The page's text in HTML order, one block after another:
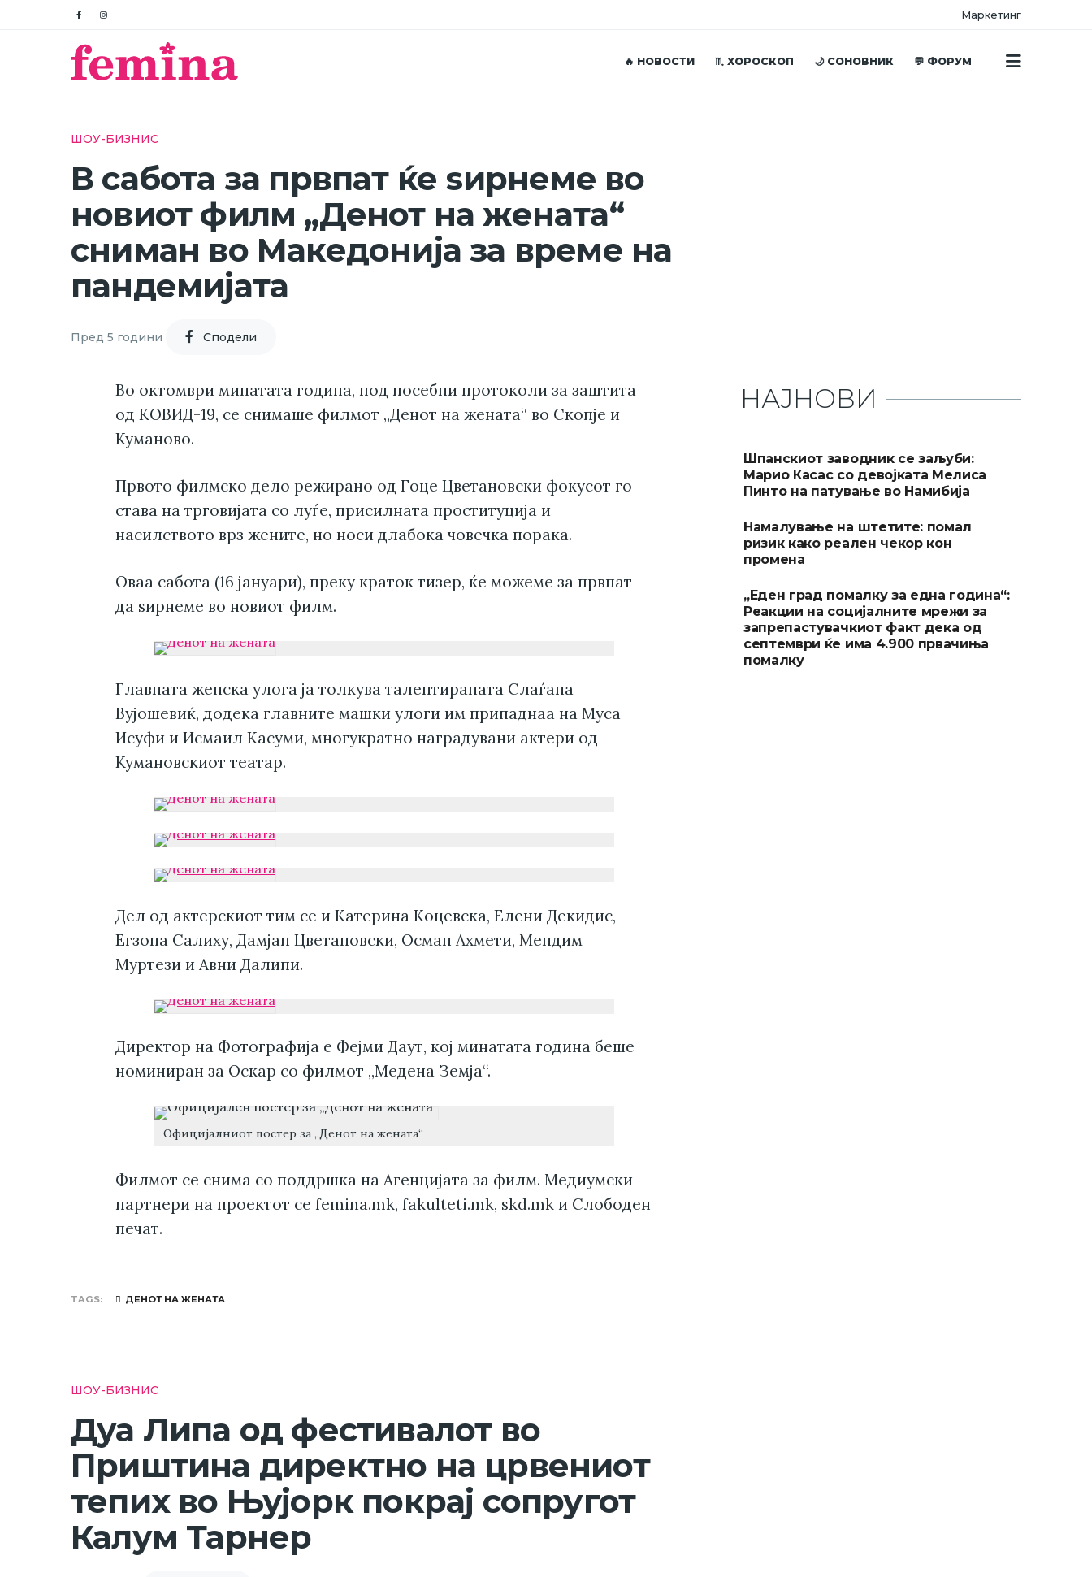
Маркетинг
🔥 НОВОСТИ ♏ ХОРОСКОП 🌙 СОНОВНИК 💬 ФОРУМ
ШОУ-БИЗНИС
В сабота за првпат ќе ѕирнеме во
новиот филм „Денот на жената“
сниман во Македонија за време на
пандемијата
Пред 5 години Cподели
Во октомври минатата година, под посебни протоколи за заштита
од КОВИД-19, се снимаше филмот „Денот на жената“ во Скопје и
Куманово.
Првото филмско дело режирано од Гоце Цветановски фокусот го
става на трговијата со луѓе, присилната проституција и
насилството врз жените, но носи длабока човечка порака.
Оваа сабота (16 јануари), преку краток тизер, ќе можеме за првпат
да ѕирнеме во новиот филм.
Главната женска улога ја толкува талентираната Слаѓана
Вујошевиќ, додека главните машки улоги им припаднаа на Муса
Исуфи и Исмаил Касуми, многукратно наградувани актери од
Кумановскиот театар.
Дел од актерскиот тим се и Катерина Коцевска, Елени Декидис,
Егзона Салиху, Дамјан Цветановски, Осман Ахмети, Мендим
Муртези и Авни Далипи.
Директор на Фотографија е Фејми Даут, кој минатата година беше
номиниран за Оскар со филмот „Медена Земја“.
Официјалниот постер за „Денот на жената“
Филмот се снима со поддршка на Агенцијата за филм. Медиумски
партнери на проектот се femina.mk, fakulteti.mk, skd.mk и Слободен
печат.
TAGS ДЕНОТ НА ЖЕНАТА
НАЈНОВИ
Шпанскиот заводник се заљуби:
Марио Касас со девојката Мелиса
Пинто на патување во Намибија
Намалување на штетите: помал
ризик како реален чекор кон
промена
„Еден град помалку за една година“:
Реакции на социјалните мрежи за
запрепастувачкиот факт дека од
септември ќе има 4.900 првачиња
помалку
ШОУ-БИЗНИС
Дуа Липа од фестивалот во
Приштина директно на црвениот
тепих во Њујорк покрај сопругот
Калум Тарнер